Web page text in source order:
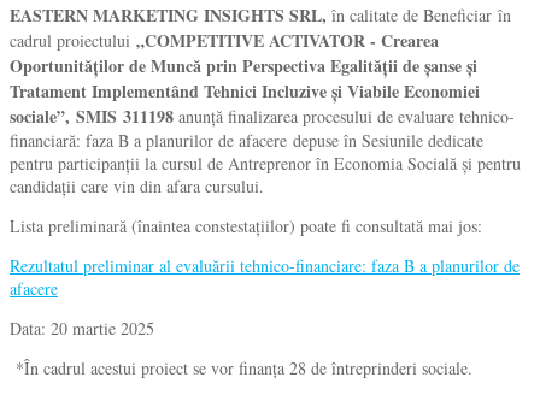
EASTERN MARKETING INSIGHTS SRL, în calitate de Beneficiar în
cadrul proiectului „COMPETITIVE ACTIVATOR - Crearea
Oportunităților de Muncă prin Perspectiva Egalității de șanse și
Tratament Implementând Tehnici Incluzive și Viabile Economiei
sociale”, SMIS 311198 anunță finalizarea procesului de evaluare tehnico-
financiară: faza B a planurilor de afacere depuse în Sesiunile dedicate
pentru participanții la cursul de Antreprenor în Economia Socială și pentru
candidații care vin din afara cursului.
Lista preliminară (înaintea constestațiilor) poate fi consultată mai jos:
Rezultatul preliminar al evaluării tehnico-financiare: faza B a planurilor de
afacere
Data: 20 martie 2025
*În cadrul acestui proiect se vor finanța 28 de întreprinderi sociale.